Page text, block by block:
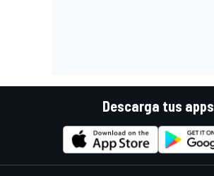
Descarga tus apps